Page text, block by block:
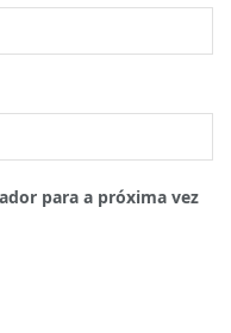
para a próxima vez